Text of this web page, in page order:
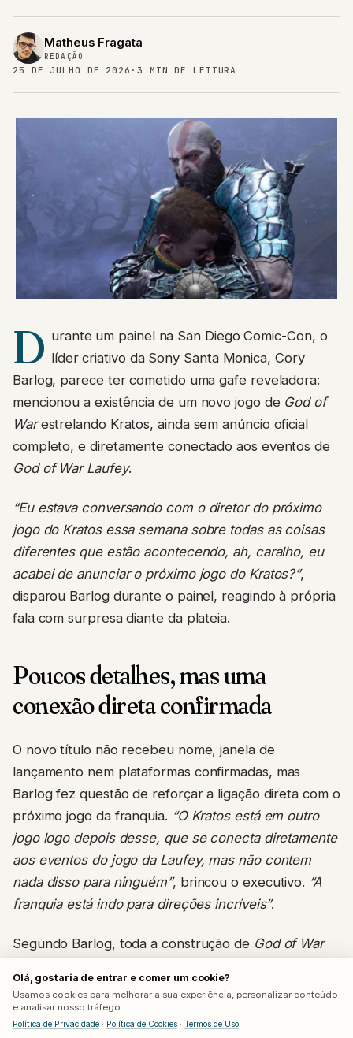
Matheus Fragata
REDAÇÃO
25 DE JULHO DE 2026 · 3 MIN DE LEITURA
D urante um painel na San Diego Comic-Con, o
líder criativo da Sony Santa Monica, Cory
Barlog, parece ter cometido uma gafe reveladora:
mencionou a existência de um novo jogo de God of
Warestrelando Kratos, ainda sem anúncio oficial
completo, e diretamente conectado aos eventos de
God of War Laufey.
“Eu estava conversando com o diretor do próximo
jogo do Kratos essa semana sobre todas as coisas
diferentes que estão acontecendo, ah, caralho, eu
acabei de anunciar o próximo jogo do Kratos?”,
disparou Barlog durante o painel, reagindo à própria
fala com surpresa diante da plateia.
Poucos detalhes, mas uma
conexão direta confirmada
O novo título não recebeu nome, janela de
lançamento nem plataformas confirmadas, mas
Barlog fez questão de reforçar a ligação direta com o
próximo jogo da franquia. “O Kratos está em outro
jogo logo depois desse, que se conecta diretamente
aos eventos do jogo da Laufey, mas não contem
nada disso para ninguém”, brincou o executivo. “A
franquia está indo para direções incríveis”.
Segundo Barlog, toda a construção de God of War
seguir.
“Tudo que estamos fazendo no jogo da Faye
é uma continuação do que veio antes, para preparar
e expandir o que vem depois”, completou,
Olá, gostaria de entrar e comer um cookie?
Usamos cookies para melhorar a sua experiência, personalizar conteúdo
e analisar nosso tráfego.
Política de Privacidade · Política de Cookies · Termos de Uso